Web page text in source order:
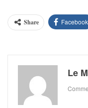
Share Facebook
Le